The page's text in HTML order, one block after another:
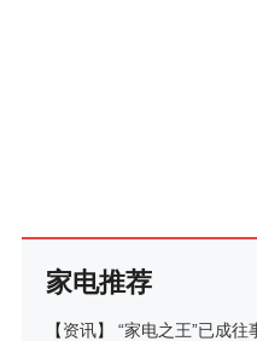
家电推荐
【资讯】
“家电之王”已成